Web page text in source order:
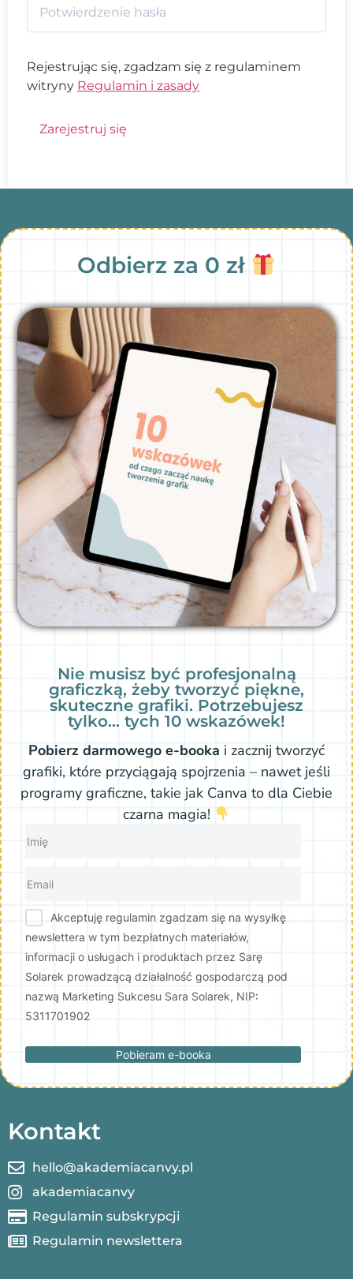
Rejestrując się, zgadzam się z regulaminem
witryny Regulamin i zasady
Zarejestruj się
Odbierz za 0 zł
Nie musisz być profesjonalną
graficzką, żeby tworzyć piękne,
skuteczne grafiki. Potrzebujesz
tylko… tych 10 wskazówek!
Pobierz darmowego e-booka i zacznij tworzyć
grafiki, które przyciągają spojrzenia – nawet jeśli
programy graficzne, takie jak Canva to dla Ciebie
czarna magia!
Akceptuję regulamin zgadzam się na wysyłkę
newslettera w tym bezpłatnych materiałów,
informacji o usługach i produktach przez Sarę
Solarek prowadzącą działalność gospodarczą pod
nazwą Marketing Sukcesu Sara Solarek, NIP:
5311701902
Pobieram e-booka
Kontakt
hello@akademiacanvy.pl
akademiacanvy
Regulamin subskrypcji
Regulamin newslettera